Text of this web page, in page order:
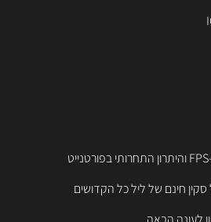
סקין חינם של ליל כל הקדושים